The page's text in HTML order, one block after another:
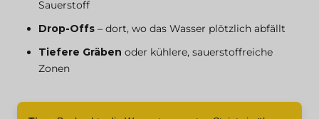
Sauerstoff
Drop-Offs – dort, wo das Wasser plötzlich abfällt
Tiefere Gräben oder kühlere, sauerstoffreiche
Zonen